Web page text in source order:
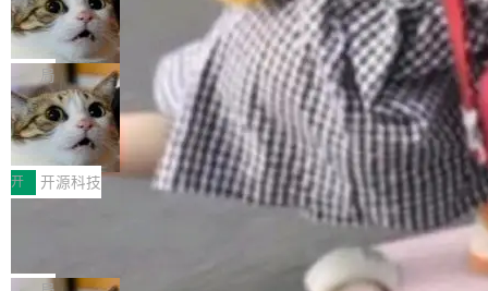
一是如何让大模型和智能体应用安全地从PoC走
向生产，二是如何让测试团队跟得上AI应用...
ean 表示是否可切换，nullable 的默认模式、浅
色方案、深色方案——会产生大量无意义的组
合。方案缺了、配置冲突了、全 null 了。要知道
哪些组合有效，作者说，你得靠"文档、校验、或
者部落知识"。 换个写法。Rust 的 enum，两个
变体：Switchable...
做，没什么新鲜的。 但 Kenton Varda 在 Twitte
r 上把事情说清楚了： 今天我们发布了 Cloudfla
re OS，一个带连接器的聊天机器人，跟其他所
有科技公司做的一样。只不过，实际上它不一
样。这是 Sandstorm.io 的重制版，我十年前的
那个创业公司。不同的是，这次它构建在 Cloudf
lare Workers 上——我花了九年时间搭建的平台
——并且深度集成了 AI。这基本上是我十年秘密
Deno 团队开源 Celld，可自托管的分
布式 Durable Objects
Ryan Dahl 领导的 Deno 团队推出了最新开源项
目 Celld，一个能在自己机器上运行 Cloudflare
Workers 和 Durable Objects 的守护进程。 设
计思路很直接：每个对象是一个独立的 SQLite
数据库，按名称寻址，复制到你自己的 S3 兼容
存储库里。节点之间只通过这个存储库协调——
没有控制平面，没有共识协议。每个对象自带一
个小型数据库，应用天然按分片构建，单个数据
库的竞争和爆炸半径问题在设计层面就被消除
了。 闲置的 cell 会休眠到几乎不占资源。当 cel
局
鲁大师7月新机性能/流畅/AI榜：vivo夺
性能、流畅双第一，三星Galaxy Z系列
新折叠缺席
2026年7月的手机市场，由于存储等硬件成本暴
增，手机厂商的日子也不好过啊，新机速度明显
放缓，因此硝烟味淡了许多。新机参数规格除开
Fold8 / Z Flip8）外，其余要么是中低端机器，
例如iQOO Z11i、REDMI Note 17、REDMI No
开 开源科技
Zed 编辑器团队发布了新项目——DeltaDB，一
个在 git commit 之间记录每一次编辑操作的版